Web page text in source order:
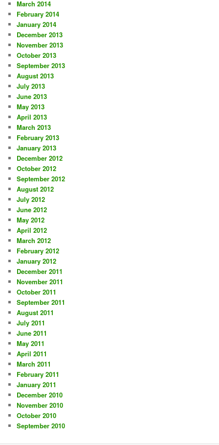
March 2014
February 2014
January 2014
December 2013
November 2013
October 2013
September 2013
August 2013
July 2013
June 2013
May 2013
April 2013
March 2013
February 2013
January 2013
December 2012
October 2012
September 2012
August 2012
July 2012
June 2012
May 2012
April 2012
March 2012
February 2012
January 2012
December 2011
November 2011
October 2011
September 2011
August 2011
July 2011
June 2011
May 2011
April 2011
March 2011
February 2011
January 2011
December 2010
November 2010
October 2010
September 2010